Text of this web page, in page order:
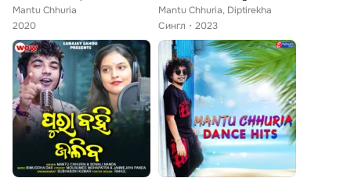
Mantu Chhuria
2020
Mantu Chhuria, Diptirekha
Сингл
2023